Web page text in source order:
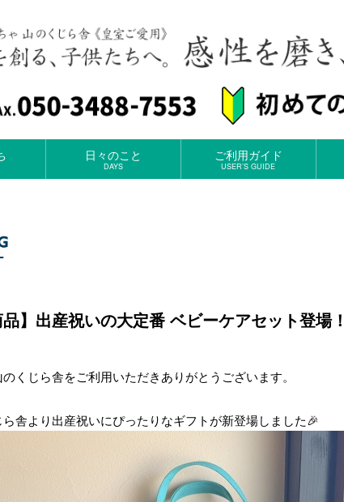
日々のこと
DAYS
ご利用ガイド
USER’S GUIDE
】出産祝いの大定番 ベビーケアセット登場！
くじら舎をご利用いただきありがとうございます。
舎より出産祝いにぴったりなギフトが新登場しました🎉